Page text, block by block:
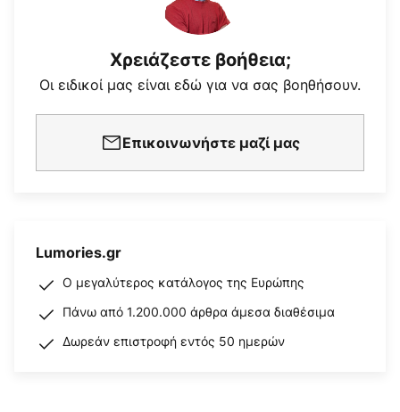
Χρειάζεστε βοήθεια;
Οι ειδικοί μας είναι εδώ για να σας βοηθήσουν.
Επικοινωνήστε μαζί μας
Lumories.gr
Ο μεγαλύτερος κατάλογος της Ευρώπης
Πάνω από 1.200.000 άρθρα άμεσα διαθέσιμα
Δωρεάν επιστροφή εντός 50 ημερών